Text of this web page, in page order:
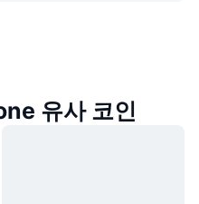
유사 코인